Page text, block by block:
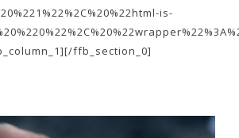
is-
ffb_section_0]